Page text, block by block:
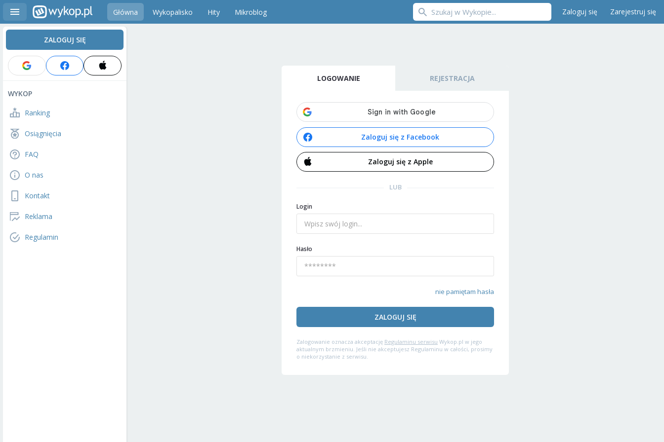
Główna Wykopalisko Hity Mikroblog Zaloguj się Zarejestruj się
ZALOGUJ SIĘ
WYKOP
Ranking
Osiągnięcia
FAQ
O nas
Kontakt
Reklama
Regulamin
LOGOWANIE REJESTRACJA
Zaloguj się z Facebook
Zaloguj się z Apple
LUB
Login
Hasło
nie pamiętam hasła
ZALOGUJ SIĘ
Zalogowanie oznacza akceptację Regulaminu serwisu Wykop.pl w jego
aktualnym brzmieniu. Jeśli nie akceptujesz Regulaminu w całości, prosimy
o niekorzystanie z serwisu.